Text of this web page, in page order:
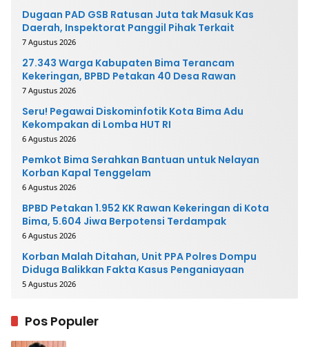
Dugaan PAD GSB Ratusan Juta tak Masuk Kas
Daerah, Inspektorat Panggil Pihak Terkait
7 Agustus 2026
27.343 Warga Kabupaten Bima Terancam
Kekeringan, BPBD Petakan 40 Desa Rawan
7 Agustus 2026
Seru! Pegawai Diskominfotik Kota Bima Adu
Kekompakan di Lomba HUT RI
6 Agustus 2026
Pemkot Bima Serahkan Bantuan untuk Nelayan
Korban Kapal Tenggelam
6 Agustus 2026
BPBD Petakan 1.952 KK Rawan Kekeringan di Kota
Bima, 5.604 Jiwa Berpotensi Terdampak
6 Agustus 2026
Korban Malah Ditahan, Unit PPA Polres Dompu
Diduga Balikkan Fakta Kasus Penganiayaan
5 Agustus 2026
Pos Populer